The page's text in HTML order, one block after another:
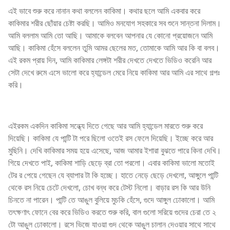
এই ভাবে শুরু করে নানান কথা বললেন কাকিমা। কথার ছলে আমি একবার করে
কাকিমার শরীর ছোঁয়ার চেষ্টা করছি। আমিও মনযোগ সহকারে সব শুনে সান্তনা দিলাম।
আমি বললাম আমি তো আছি। আমাকে বলবেন আপনার যে কোনো প্রয়োজনে আমি
আছি। কাকিমা হেঁসে বললেন তুমি আমর ছেলের মত, তোমাকে আমি আর কি বা বলব।
এই রকম প্রায় দিন, আমি কাকিমার লেঙ্গটা শরীর দেখতে দেখতে ভিডিও করেনি আর
সেটা দেখে রুমে এসে ভালো করে হ্যান্ডেল মেরে নিয়ে কাকিমা আর আমি এর সাথে গল্পঃ
করি।
এইরকম একদিন কাকিমা সন্ধ্যে দিতে গেছে আর আমি হ্যান্ডেল মারতে শুরু করে
দিয়েছি। কাকিমা যে পান্টি টা পরে ছিলো ওতেই রস ফেলে দিয়েছি। ইচ্ছে করে আর
মুছিনি। দেখি কাকিমার সময় হয়ে এসেছে, আজ আমার ইশারা বুঝতে পারে কিনা দেখি।
গিয়ে দেখতে পাই, কাকিমা শাড়ি ছেড়ে ব্রা তো পরলো। এবার কাকিমা ভালো মতোই
টের র পেয়ে গেছেন যে ব্যাপার টা কি হচ্ছে। হাতে নেড়ে ছেড়ে দেখলো, আঙ্গুলে পান্টি
থেকে রস নিয়ে চেটে দেখলো, চোখ বন্ধ করে টেস্ট নিলো। বাড়ার রস কি আর উনি
চিনতে না পারেন। পান্টি তে আঙুল বুলিয়ে মুচকি হেঁসে, গুদে আঙ্গুল ঢোকালো। আমি
তৎক্ষণাৎ ফোনে বের করে ভিডিও করতে শুরু করি, বাল গুলো সরিয়ে গুদের চেরা তে ২
টো আঙুল ঢোকালো। রসে ভিজে যাওয়া গুদ থেকে আঙুল চালান দেওয়ার সাথে সাথে